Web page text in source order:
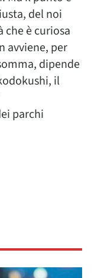
del noi
che è curiosa
avviene, per
dipende
il
parchi